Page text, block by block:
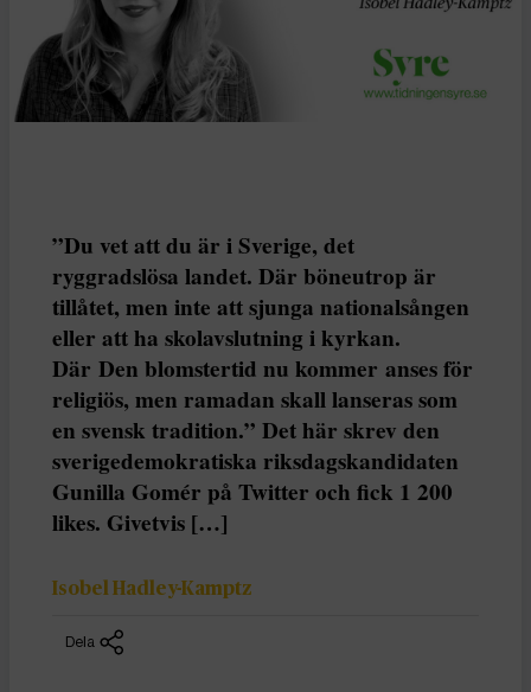
”Du vet att du är i Sverige, det
ryggradslösa landet. Där böneutrop är
tillåtet, men inte att sjunga nationalsången
eller att ha skolavslutning i kyrkan.
Där Den blomstertid nu kommer anses för
religiös, men ramadan skall lanseras som
en svensk tradition.” Det här skrev den
sverigedemokratiska riksdagskandidaten
Gunilla Gomér på Twitter och fick 1 200
likes. Givetvis […]
Isobel Hadley-Kamptz
Dela